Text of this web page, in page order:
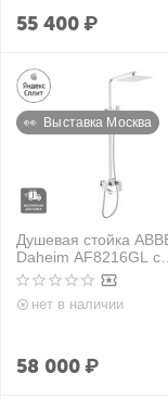
55 400₽
👀  Выставка Москва
Душевая стойка
Daheim AF8216GL с
изливом, золото
нет в наличии
58 000₽